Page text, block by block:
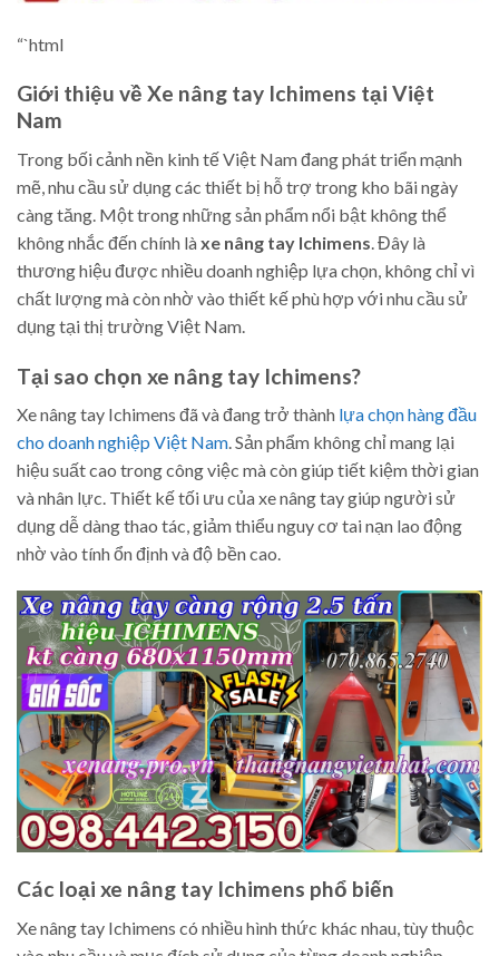
“`html
Giới thiệu về Xe nâng tay Ichimens tại Việt
Nam
Trong bối cảnh nền kinh tế Việt Nam đang phát triển mạnh
mẽ, nhu cầu sử dụng các thiết bị hỗ trợ trong kho bãi ngày
càng tăng. Một trong những sản phẩm nổi bật không thể
không nhắc đến chính làxe nâng tay Ichimens. Đây là
thương hiệu được nhiều doanh nghiệp lựa chọn, không chỉ vì
chất lượng mà còn nhờ vào thiết kế phù hợp với nhu cầu sử
dụng tại thị trường Việt Nam.
Tại sao chọn xe nâng tay Ichimens?
Xe nâng tay Ichimens đã và đang trở thành lựa chọn hàng đầu
cho doanh nghiệp Việt Nam. Sản phẩm không chỉ mang lại
hiệu suất cao trong công việc mà còn giúp tiết kiệm thời gian
và nhân lực. Thiết kế tối ưu của xe nâng tay giúp người sử
dụng dễ dàng thao tác, giảm thiểu nguy cơ tai nạn lao động
nhờ vào tính ổn định và độ bền cao.
Các loại xe nâng tay Ichimens phổ biến
Xe nâng tay Ichimens có nhiều hình thức khác nhau, tùy thuộc